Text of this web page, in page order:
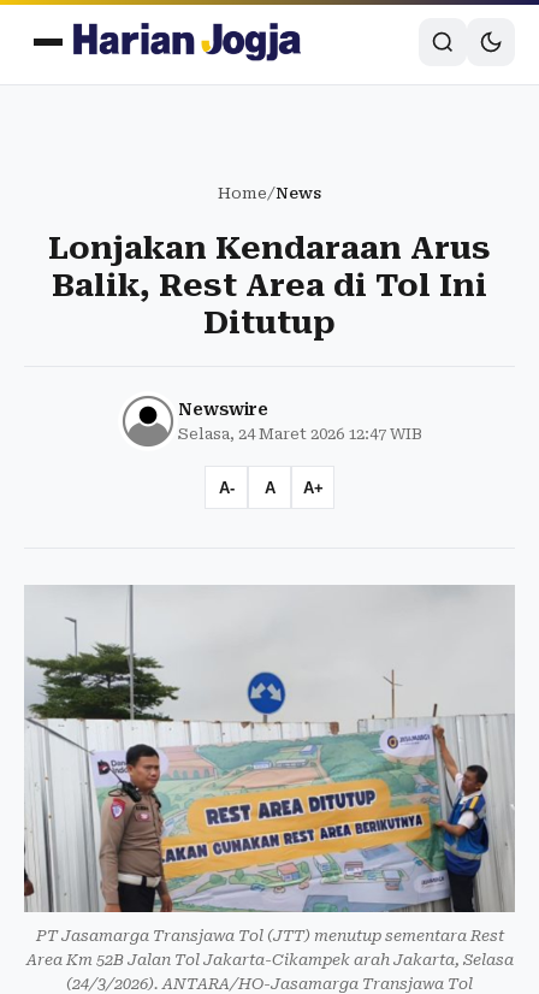
Home/News
Lonjakan Kendaraan Arus
Balik, Rest Area di Tol Ini
Ditutup
Newswire
Selasa, 24 Maret 2026 12:47 WIB
A- A A+
PT Jasamarga Transjawa Tol (JTT) menutup sementara Rest
Area Km 52B Jalan Tol Jakarta-Cikampek arah Jakarta, Selasa
(24/3/2026). ANTARA/HO-Jasamarga Transjawa Tol